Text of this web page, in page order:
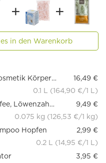
in den Warenkorb
Dieser Artikel: CMD Naturkosmetik Körper- & Massageöl Rosé Exclusive
16,49 €
0.1 L (164,90 €/1 L)
Sonnentor Bio Falscher Kaffee, Löwenzahnwurzel geröstet, 75g
9,49 €
0.075 kg (126,53 €/1 kg)
Hopfen
2,99 €
0.2 L (14,95 €/1 L)
3,95 €